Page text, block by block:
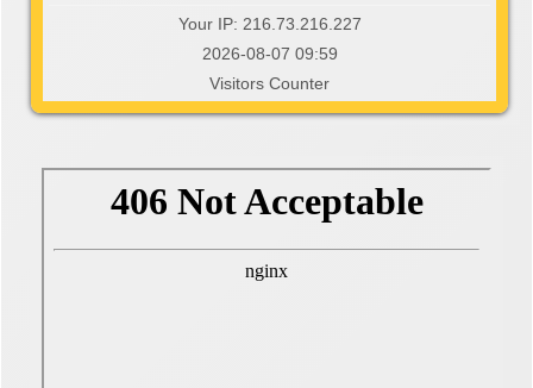
Your IP: 216.73.216.227
2026-08-07 09:59
Visitors Counter